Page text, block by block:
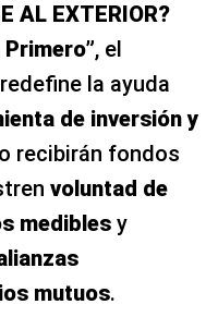
AL EXTERIOR?
, el
la ayuda
de inversión y
recibirán fondos
voluntad de
medibles y
mutuos.